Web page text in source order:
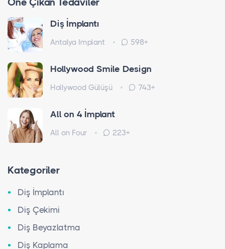
Öne Çıkan Tedaviler
Diş İmplantı
Antalya Implant 598+
Hollywood Smile Design
Hollywood Gülüşü 743+
All on 4 İmplant
All on Four 223+
Kategoriler
Diş İmplantı
Diş Çekimi
Diş Beyazlatma
Diş Kaplama